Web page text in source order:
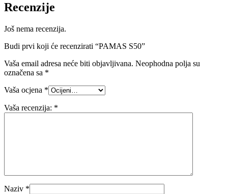
Recenzije
Još nema recenzija.
Budi prvi koji će recenzirati “PAMAS S50”
Vaša email adresa neće biti objavljivana. Neophodna polja su
označena sa *
Vaša ocjena *
Vaša recenzija: *
Naziv *